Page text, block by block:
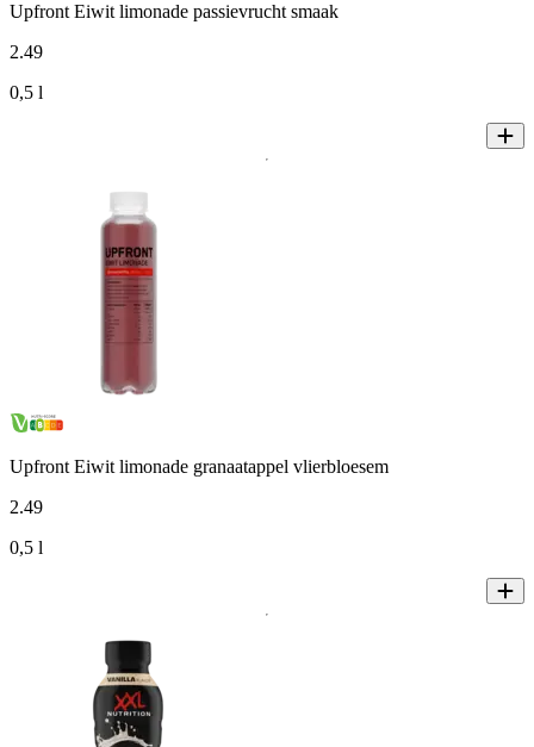
Upfront Eiwit limonade passievrucht smaak
2.49
0,5 l
Upfront Eiwit limonade granaatappel vlierbloesem
2.49
0,5 l